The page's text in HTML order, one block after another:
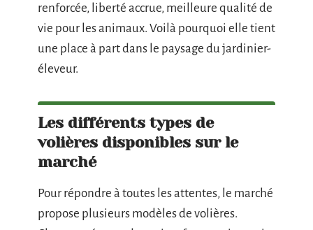
renforcée, liberté accrue, meilleure qualité de
vie pour les animaux. Voilà pourquoi elle tient
une place à part dans le paysage du jardinier-
éleveur.
Les différents types de
volières disponibles sur le
marché
Pour répondre à toutes les attentes, le marché
propose plusieurs modèles de volières.